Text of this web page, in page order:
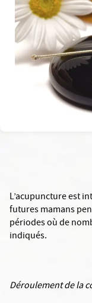
L’acupuncture est
futures mamans
périodes où de
indiqués.
Déroulement de la